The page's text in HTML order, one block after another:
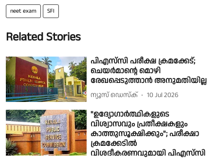
neet exam SFI
Related Stories
പിഎസ്‍സി പരീക്ഷ ക്രമക്കേട്;
ചെയര്‍മാൻ്റെ മൊഴി
രേഖപ്പെടുത്താൻ അനുമതിയില്ല
ന്യൂസ് ഡെസ്ക് 10 Jul 2026
"ഉദ്യോഗാർത്ഥികളുടെ
വിശ്വാസവും പ്രതീക്ഷകളും
കാത്തുസൂക്ഷിക്കും"; പരീക്ഷാ
ക്രമക്കേടിൽ
വിശദീകരണവുമായി പിഎസ്‌സി